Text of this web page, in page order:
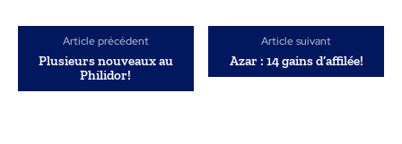
Article précédent
Plusieurs nouveaux au
Philidor!
Article suivant
Azar : 14 gains d’affilée!